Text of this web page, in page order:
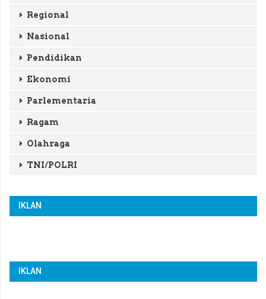
Regional
Nasional
Pendidikan
Ekonomi
Parlementaria
Ragam
Olahraga
TNI/POLRI
IKLAN
IKLAN